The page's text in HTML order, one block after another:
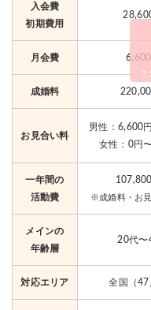
10 徳島県の結婚相談所
入会費
初期費用
月会費 6,600
成婚料
お見合い料
男性：6,600
女性：0円
一年間の
活動費
※成婚料・お
メインの
年齢層
20代〜
対応エリア 全国（47
ス